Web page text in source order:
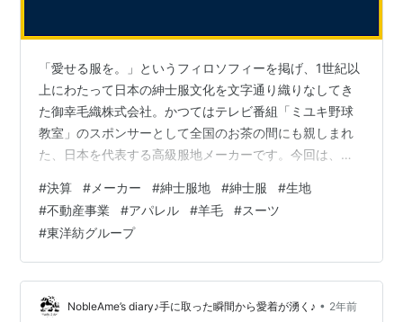
「愛せる服を。」というフィロソフィーを掲げ、1世紀以
上にわたって日本の紳士服文化を文字通り織りなしてき
た御幸毛織株式会社。かつてはテレビ番組「ミユキ野球
教室」のスポンサーとして全国のお茶の間にも親しまれ
た、日本を代表する高級服地メーカーです。今回は、明
（服地）から縫製までの一貫生産という伝統を守りなが
ら、実はショッピングセンターなども運営する不動産事
業という、もう一つの重要な顔を持つ、そのユニークな
経営実態に迫ります。今回公開された決算は当期純損失
という厳しい結果でしたが、その一方で驚異的ともいえ
る財務基盤を維持しています。その強さの秘密…
#決算 # メーカー #紳士服地 #紳士服 #生地
#不動産事業 #アパレル #羊毛 #スーツ
#東洋紡グループ
NobleAme’s diary♪手に取った瞬間から愛着が湧く♪ • 2年前